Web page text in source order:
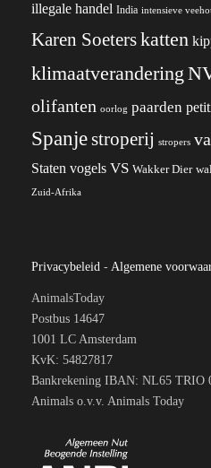
illegale handel India intensieve
Karen Soeterskatten
klimaatverandering
olifanten oorlog paarden
Spanjestroperij stropers
Staten vogels VS Wakker Dier
Zuid-Afrika
Privacybeleid - Algemene
AnimalsToday
Postbus 14647
1001 LC Amsterdam
KvK: 54827817
Bankrekening IBAN: NL65 TRIO
Animals o.v.v. Animals Today